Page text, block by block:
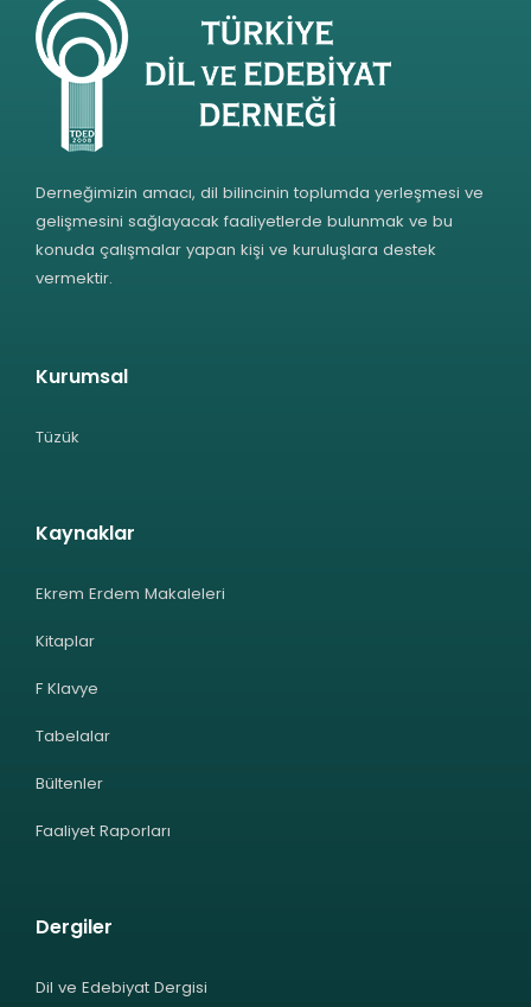
Derneğimizin amacı, dil bilincinin toplumda yerleşmesi ve
gelişmesini sağlayacak faaliyetlerde bulunmak ve bu
konuda çalışmalar yapan kişi ve kuruluşlara destek
vermektir.
Kurumsal
Tüzük
Kaynaklar
Ekrem Erdem Makaleleri
Kitaplar
F Klavye
Tabelalar
Bültenler
Faaliyet Raporları
Dergiler
Dil ve Edebiyat Dergisi